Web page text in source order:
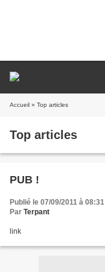
Accueil » Top articles
Top articles
PUB !
Publié le 07/09/2011 à 08:31
Par Terpant
link